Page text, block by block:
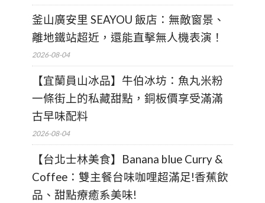
釜山廣安里 SEAYOU 飯店：無敵窗景、
離地鐵站超近，還能直擊無人機表演！
2026-08-04
【宜蘭員山冰品】牛伯冰坊：魚丸米粉
一條街上的私藏甜點，銅板價享受滿滿
古早味配料
2026-08-04
【台北士林美食】Banana blue Curry &
Coffee：雙主餐台味咖哩超滿足!香蕉飲
品、甜點療癒系美味!